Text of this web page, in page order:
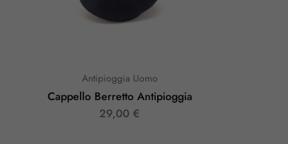
Antipioggia Uomo
Cappello Berretto Antipioggia
29,00 €